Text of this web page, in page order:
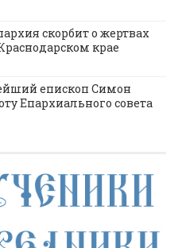
скорбит о жертвах
крае
епископ Симон
Епархиального совета